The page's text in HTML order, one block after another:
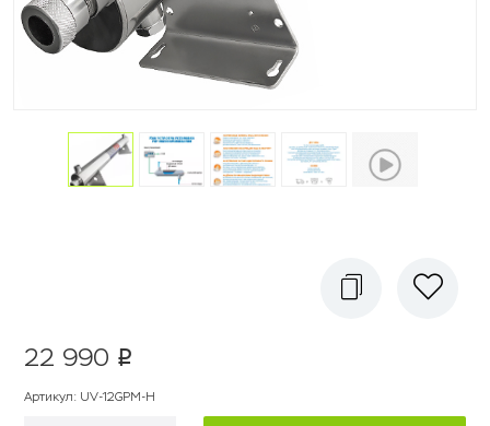
22 990 p
Артикул: UV-12GPM-H